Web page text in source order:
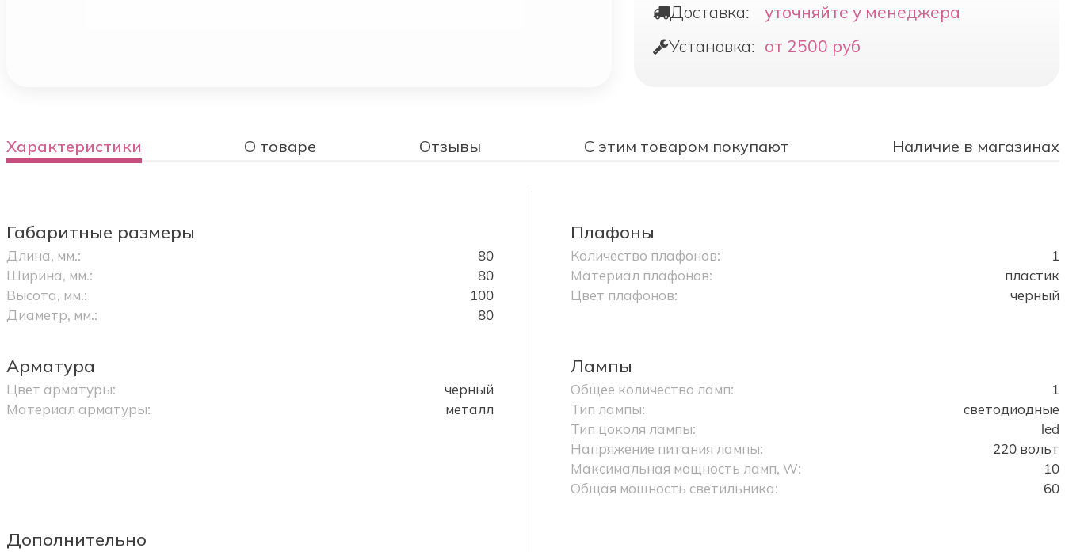
Доставка:
уточняйте у менеджера
Установка: от 2500 руб
Характеристики О товаре Отзывы С этим товаром покупают Наличие в магазинах
Габаритные размеры
Длина, мм.:
80
Ширина, мм.:
80
Высота, мм.:
100
Диаметр, мм.:
80
Плафоны
Количество плафонов:
1
Материал плафонов:
пластик
Цвет плафонов:
черный
Арматура
Цвет арматуры:
черный
Материал арматуры:
металл
Лампы
Общее количество ламп:
1
Тип лампы:
светодиодные
Тип цоколя лампы:
led
Напряжение питания лампы:
220 вольт
Максимальная мощность ламп, W:
10
Общая мощность светильника:
60
Дополнительно